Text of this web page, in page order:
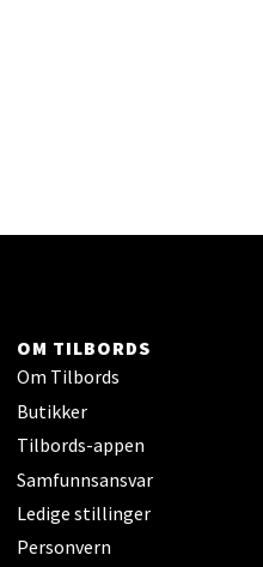
OM TILBORDS
Om Tilbords
Butikker
Tilbords-appen
Samfunnsansvar
Ledige stillinger
Personvern
Velg